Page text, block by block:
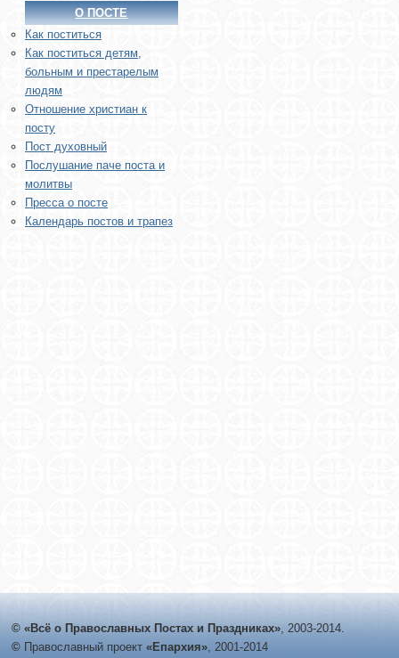
О ПОСТЕ
Как поститься
Как поститься детям,
больным и престарелым
людям
Отношение христиан к
посту
Пост духовный
Послушание паче поста и
молитвы
Пресса о посте
Календарь постов и трапез
© «Всё о Православных Постах и Праздниках», 2003-2014.
© Православный проект «Епархия», 2001-2014